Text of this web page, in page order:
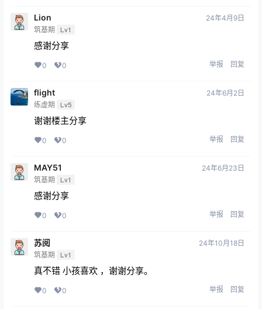
Lion
筑基期 Lv1
24年4月9日
感谢分享
0 0 举报 回复
flight
练虚期 Lv5
24年6月2日
谢谢楼主分享
0 0 举报 回复
MAY51
筑基期 Lv1
24年6月23日
感谢分享
0 0 举报 回复
苏阅
筑基期 Lv1
24年10月18日
真不错 小孩喜欢 ，谢谢分享。
0 0 举报 回复